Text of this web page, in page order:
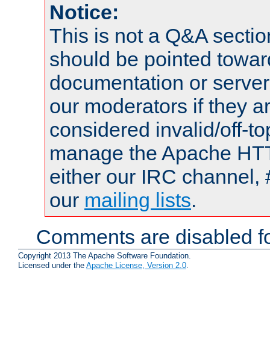
Notice:
This is not a Q&A
should be pointed
documentation or
our moderators if they
considered invalid/off-
manage the Apache
either our IRC channel,
our mailing lists.
Comments are disabled
Copyright 2013 The Apache Software Foundation.
Licensed under the Apache License, Version 2.0.